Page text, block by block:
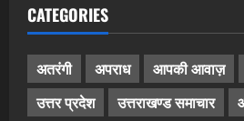
CATEGORIES
अतरंगी अपराध आपकी आवाज़
उत्तर प्रदेश
उत्तराखण्ड समाचार